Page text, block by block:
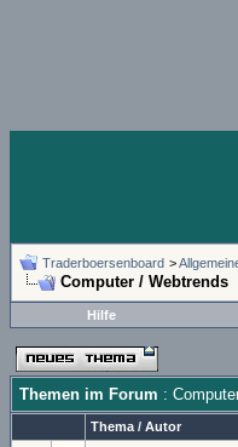
Traderboersenboard >
Computer / Webtrends
Hilfe
Themen im Forum :
Thema / Autor